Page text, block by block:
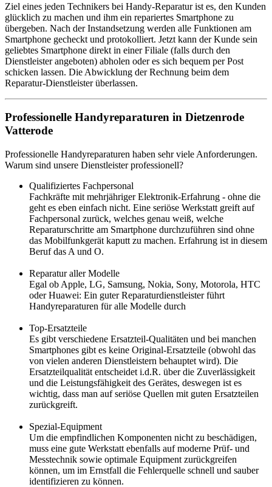
Ziel eines jeden Technikers bei Handy-Reparatur ist es, den Kunden
glücklich zu machen und ihm ein repariertes Smartphone zu
übergeben. Nach der Instandsetzung werden alle Funktionen am
Smartphone gecheckt und protokolliert. Jetzt kann der Kunde sein
geliebtes Smartphone direkt in einer Filiale (falls durch den
Dienstleister angeboten) abholen oder es sich bequem per Post
schicken lassen. Die Abwicklung der Rechnung beim dem
Reparatur-Dienstleister überlassen.
Professionelle Handyreparaturen in Dietzenrode
Vatterode
Professionelle Handyreparaturen haben sehr viele Anforderungen.
Warum sind unsere Dienstleister professionell?
Qualifiziertes Fachpersonal
Fachkräfte mit mehrjähriger Elektronik-Erfahrung - ohne die
geht es eben einfach nicht. Eine seriöse Werkstatt greift auf
Fachpersonal zurück, welches genau weiß, welche
Reparaturschritte am Smartphone durchzuführen sind ohne
das Mobilfunkgerät kaputt zu machen. Erfahrung ist in diesem
Beruf das A und O.
Reparatur aller Modelle
Egal ob Apple, LG, Samsung, Nokia, Sony, Motorola, HTC
oder Huawei: Ein guter Reparaturdienstleister führt
Handyreparaturen für alle Modelle durch
Top-Ersatzteile
Es gibt verschiedene Ersatzteil-Qualitäten und bei manchen
Smartphones gibt es keine Original-Ersatzteile (obwohl das
von vielen anderen Dienstleistern behauptet wird). Die
Ersatzteilqualität entscheidet i.d.R. über die Zuverlässigkeit
und die Leistungsfähigkeit des Gerätes, deswegen ist es
wichtig, dass man auf seriöse Quellen mit guten Ersatzteilen
zurückgreift.
Spezial-Equipment
Um die empfindlichen Komponenten nicht zu beschädigen,
muss eine gute Werkstatt ebenfalls auf moderne Prüf- und
Messtechnik sowie optimale Equipment zurückgreifen
können, um im Ernstfall die Fehlerquelle schnell und sauber
identifizieren zu können.